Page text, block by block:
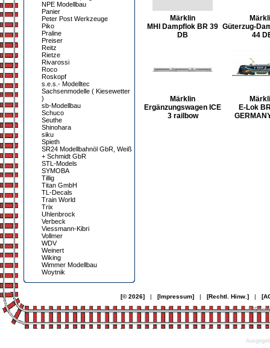
NPE Modellbau
Panier
Peter Post Werkzeuge
Piko
Praline
Preiser
Reitz
Rietze
Rivarossi
Roco
Roskopf
s.e.s.- Modelltec
Sachsenmodelle ( Kiesewetter
)
sb-Modellbau
Schuco
Seuthe
Shinohara
siku
Spieth
SR24 Modellbahnöl GbR, Weiß
+ Schmidt GbR
STL-Models
SYMOBA
Tillig
Titan GmbH
TL-Decals
Train World
Trix
Uhlenbrock
Verbeck
Viessmann-Kibri
Vollmer
WDV
Weinert
Wiking
Wimmer Modellbau
Woytnik
Märklin
MHI Dampflok BR 39
DB
Güterzug-
44
Märklin
Ergänzungswagen ICE
3 railbow
E-Lok
[© 2026]| [Impressum]| [Rechtl. Hinw.]|
©